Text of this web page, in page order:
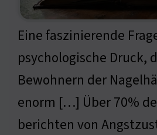
Eine faszinierende
psychologische Druck,
Bewohnern der
enorm […] Über 70%
berichten von